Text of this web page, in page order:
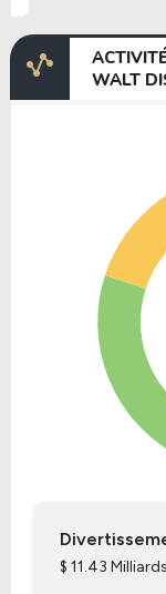
WALT
$ 11.43 Milliards